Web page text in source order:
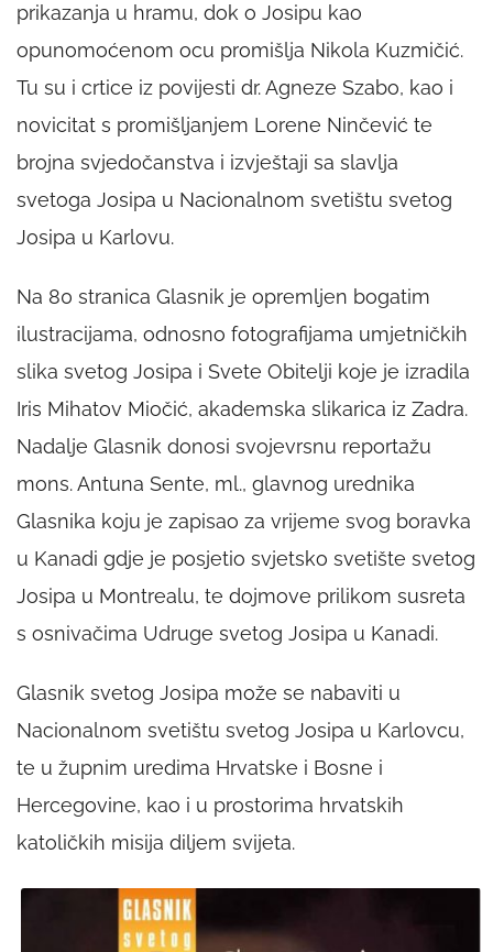
prikazanja u hramu, dok o Josipu kao
opunomoćenom ocu promišlja Nikola Kuzmičić.
Tu su i crtice iz povijesti dr. Agneze Szabo, kao i
novicitat s promišljanjem Lorene Ninčević te
brojna svjedočanstva i izvještaji sa slavlja
svetoga Josipa u Nacionalnom svetištu svetog
Josipa u Karlovu.
Na 80 stranica Glasnik je opremljen bogatim
ilustracijama, odnosno fotografijama umjetničkih
slika svetog Josipa i Svete Obitelji koje je izradila
Iris Mihatov Miočić, akademska slikarica iz Zadra.
Nadalje Glasnik donosi svojevrsnu reportažu
mons. Antuna Sente, ml., glavnog urednika
Glasnika koju je zapisao za vrijeme svog boravka
u Kanadi gdje je posjetio svjetsko svetište svetog
Josipa u Montrealu, te dojmove prilikom susreta
s osnivačima Udruge svetog Josipa u Kanadi.
Glasnik svetog Josipa može se nabaviti u
Nacionalnom svetištu svetog Josipa u Karlovcu,
te u župnim uredima Hrvatske i Bosne i
Hercegovine, kao i u prostorima hrvatskih
katoličkih misija diljem svijeta.